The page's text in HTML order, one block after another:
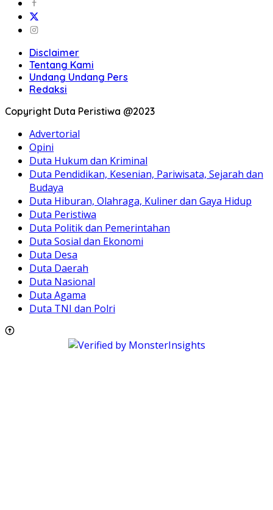
Disclaimer
Tentang Kami
Undang Undang Pers
Redaksi
Copyright Duta Peristiwa @2023
Advertorial
Opini
Duta Hukum dan Kriminal
Duta Pendidikan, Kesenian, Pariwisata, Sejarah dan
Budaya
Duta Hiburan, Olahraga, Kuliner dan Gaya Hidup
Duta Peristiwa
Duta Politik dan Pemerintahan
Duta Sosial dan Ekonomi
Duta Desa
Duta Daerah
Duta Nasional
Duta Agama
Duta TNI dan Polri